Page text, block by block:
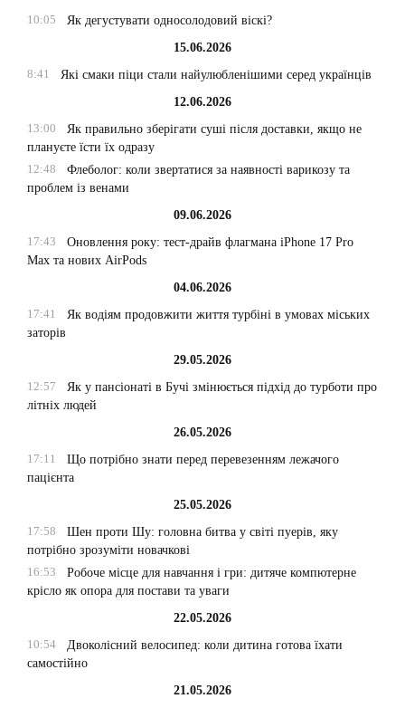
10:05
Як дегустувати односолодовий віскі?
15.06.2026
8:41
Які смаки піци стали найулюбленішими серед українців
12.06.2026
13:00
Як правильно зберігати суші після доставки, якщо не
плануєте їсти їх одразу
12:48
Флеболог: коли звертатися за наявності варикозу та
проблем із венами
09.06.2026
17:43
Оновлення року: тест-драйв флагмана iPhone 17 Pro
Max та нових AirPods
04.06.2026
17:41
Як водіям продовжити життя турбіні в умовах міських
заторів
29.05.2026
12:57
Як у пансіонаті в Бучі змінюється підхід до турботи про
літніх людей
26.05.2026
17:11
Що потрібно знати перед перевезенням лежачого
пацієнта
25.05.2026
17:58
Шен проти Шу: головна битва у світі пуерів, яку
потрібно зрозуміти новачкові
16:53
Робоче місце для навчання і гри: дитяче компютерне
крісло як опора для постави та уваги
22.05.2026
10:54
Двоколісний велосипед: коли дитина готова їхати
самостійно
21.05.2026